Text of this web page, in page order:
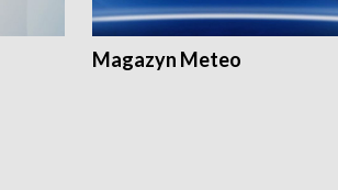
Magazyn Meteo